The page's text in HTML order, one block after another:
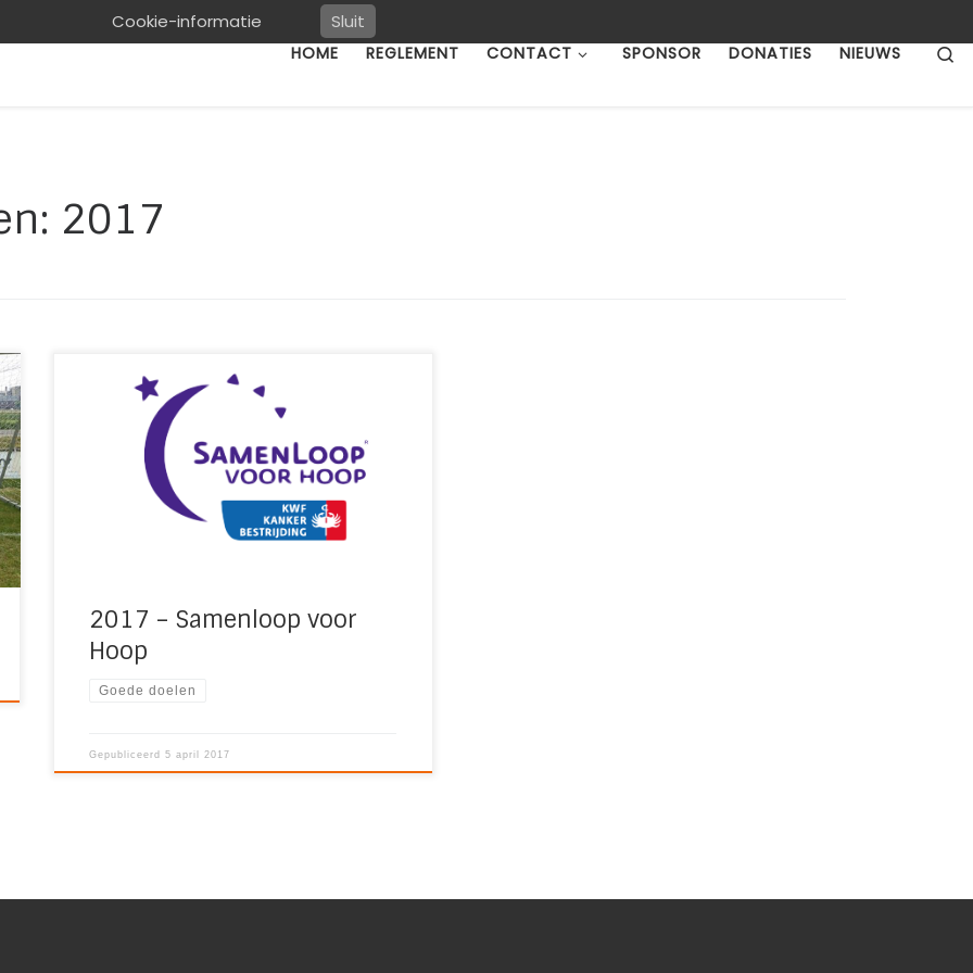
HOME REGLEMENT CONTACT SPONSOR DONATIES NIEUWS
2017
Wij hebben als Pingelcup- organisatie
besloten dat een deel van de opbrengst van
de tussentijdse activiteit (latje trap of ….) dit
jaar gaat naar het […]
2017 – Samenloop voor
Hoop
Goede doelen
Gepubliceerd5 april 2017
Cookie-informatie Sluit